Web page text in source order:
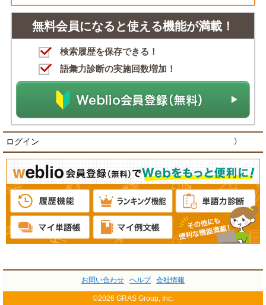
無料会員になると使える機能が満載！
検索履歴を保存できる！
語彙力診断の実施回数増加！
ログイン 〉
お問い合わせ ヘルプ 会社情報
©2026 GRAS Group, Inc.